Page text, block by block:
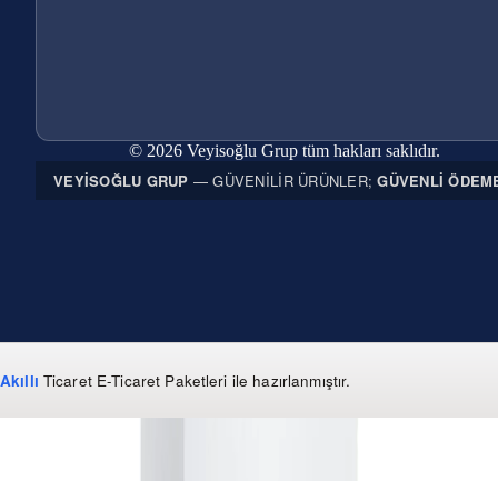
© 2026 Veyisoğlu Grup tüm hakları saklıdır.
VEYISOĞLU GRUP — GÜVENILIR ÜRÜNLER;GÜVENLI
Akıllı Ticaret E-Ticaret Paketleri ile hazırlanmıştır.